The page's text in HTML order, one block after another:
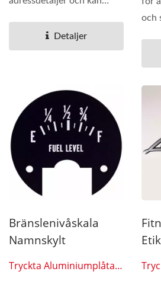
modellnummer,...
Detaljer
och
Bränslenivåskala
Namnskylt
Tryckta Aluminiumplåtar